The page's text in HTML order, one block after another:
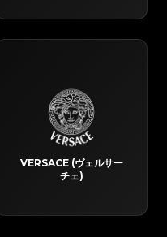
VERSACE (ヴェルサー
チェ)